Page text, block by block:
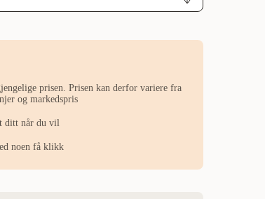
prisen. Prisen kan derfor variere fra
og markedspris
ditt når du vil
noen få klikk